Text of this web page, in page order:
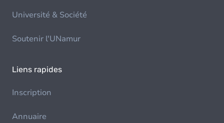
Université & Société
Soutenir l'UNamur
Liens rapides
Inscription
Annuaire